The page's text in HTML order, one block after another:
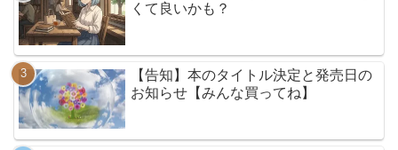
くて良いかも？
【告知】本のタイトル決定と発売日の
お知らせ【みんな買ってね】